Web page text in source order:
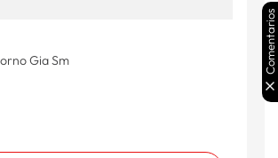
Gia Sm
Comentarios